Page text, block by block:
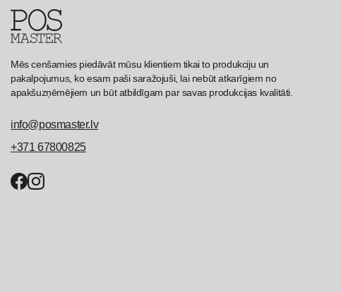
Mēs cenšamies piedāvāt mūsu klientiem tikai to produkciju un
pakalpojumus, ko esam paši saražojuši, lai nebūt atkarīgiem no
apakšuzņēmējiem un būt atbildīgam par savas produkcijas kvalitāti.
info@posmaster.lv
+371 67800825